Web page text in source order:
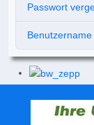
Passwort